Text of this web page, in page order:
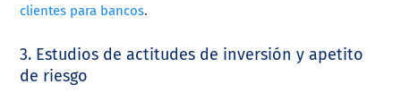
clientes para bancos.
3. Estudios de actitudes de inversión y apetito
de riesgo